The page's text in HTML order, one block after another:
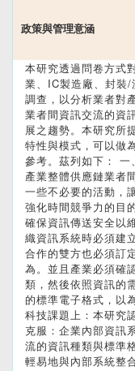
政策與管理意涵
本研究透過問卷方式
業、IC製造廠、封裝
調查，以分析業者對
業者間資訊交流的資
展之趨勢。本研究所
特性與模式，可以做
參考。茲列如下：
產業整體供應鏈業者
一些不必要的活動，
強化時間競爭力的目
確保資訊傳送安全以
織資訊系統時必須建
合作的雙方也必須訂
為。並且產業必須確
類，然後依照資訊的
的標準電子格式，以
科技課題上：本研究
克服：企業內部資訊
流的資訊種類與標準
輕易地與內部系統整